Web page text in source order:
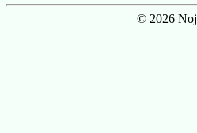
© 2026